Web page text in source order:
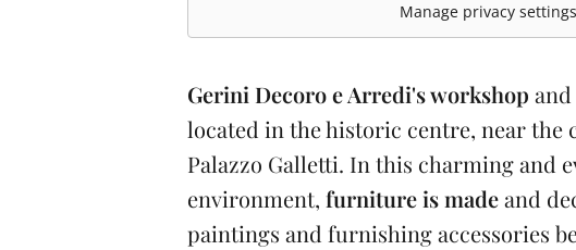
Manage privacy settings
Gerini Decoro e Arredi's workshop
located in the historic centre, near the
Palazzo Galletti. In this charming and
environment, furniture is madeand
paintings and furnishing accessories